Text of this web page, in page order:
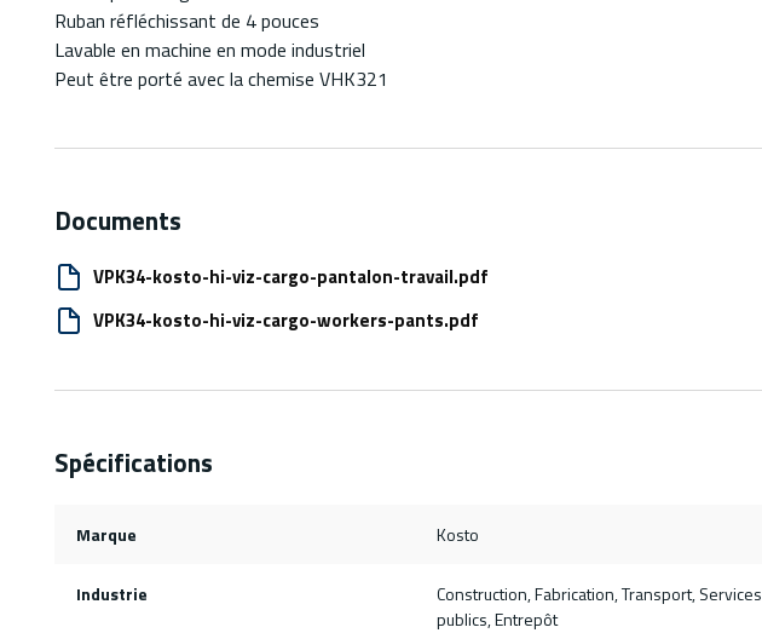
Ruban réfléchissant de 4 pouces
Lavable en machine en mode industriel
Peut être porté avec la chemise VHK321
Documents
VPK34-kosto-hi-viz-cargo-pantalon-travail.pdf
VPK34-kosto-hi-viz-cargo-workers-pants.pdf
Spécifications
Marque Kosto
Industrie
Construction, Fabrication, Transport, Services
publics, Entrepôt